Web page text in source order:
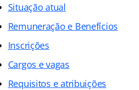
Situação atual
Remuneração e Benefícios
Inscrições
Cargos e vagas
Requisitos e atribuições